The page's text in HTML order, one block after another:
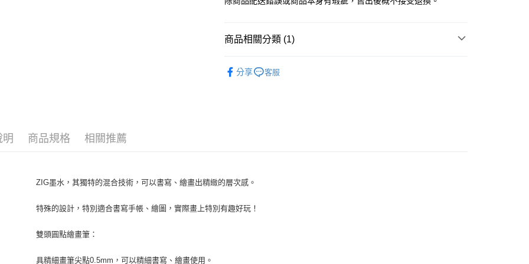
商品相關分類 (1)
分享
客服
明 商品規格 相關推薦
ZIG墨水，其獨特的混合技術，可以書寫、繪畫出精緻的層次感。
特殊的設計，特別適合書寫手帳、繪圖，實際畫上特別有趣好玩！
雙頭圓點繪畫筆：
具精細畫筆尖點0.5mm，可以精細書寫、繪畫使用。